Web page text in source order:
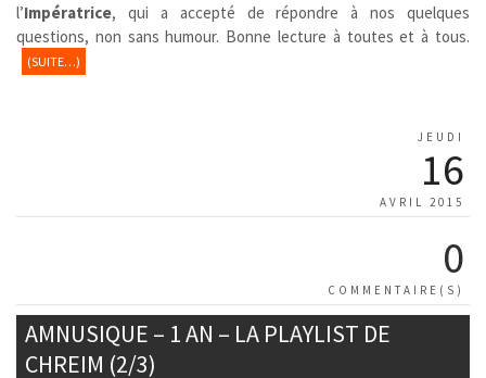
l’Impératrice, qui a accepté de répondre à nos quelques
questions, non sans humour. Bonne lecture à toutes et à tous.
(SUITE…)
JEUDI
16
AVRIL 2015
0
COMMENTAIRE(S)
AMNUSIQUE – 1 AN – LA PLAYLIST DE
CHREIM (2/3)